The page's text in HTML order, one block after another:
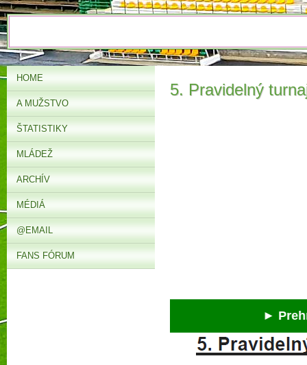
5. Pravidelný
► Prehra
HOME
A MUŽSTVO
ŠTATISTIKY
MLÁDEŽ
ARCHÍV
MÉDIÁ
@EMAIL
FANS FÓRUM